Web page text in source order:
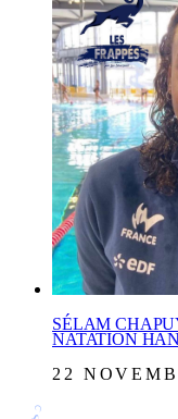
SÉLAM
NATATION
22